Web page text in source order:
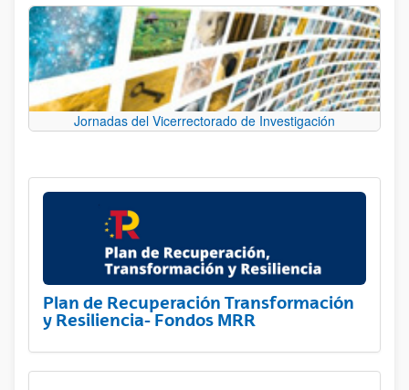
Jornadas del Vicerrectorado de Investigación
Plan de Recuperación Transformación
y Resiliencia- Fondos MRR